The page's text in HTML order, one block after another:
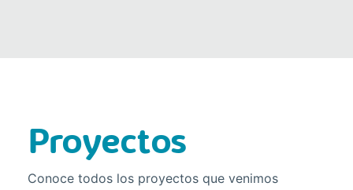
Proyectos
Conoce todos los proyectos que venimos